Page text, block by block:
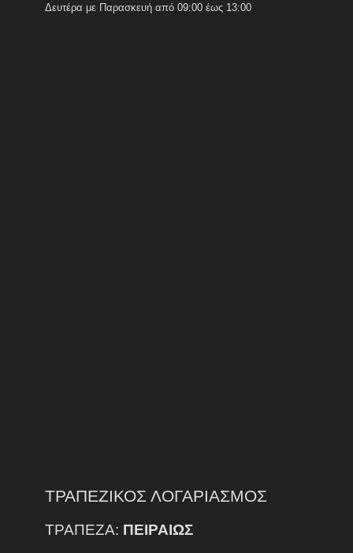
Δευτέρα με Παρασκευή από 09:00 έως 13:00
ΤΡΑΠΕΖΙΚΟΣ ΛΟΓΑΡΙΑΣΜΟΣ
ΤΡΑΠΕΖΑ: ΠΕΙΡΑΙΩΣ